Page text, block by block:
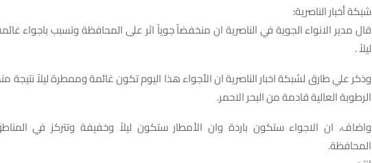
شبكة أخبار الناصرية:
قال مدير الانواء الجوية في الناصرية ان منخفضاً جوياً اثر على المحافظة وتسبب باجواء
ليلاً .
وذكر علي طارق لشبكة اخبار الناصرية ان الأجواء هذا اليوم تكون غائمة وممطرة ليلاً
الرطوبة العالية قادمة من البحر الاحمر.
واضاف، ان الاجواء ستكون باردة وان الأمطار ستكون ليلاً وخفيفة وتتركز في
المحافظة.